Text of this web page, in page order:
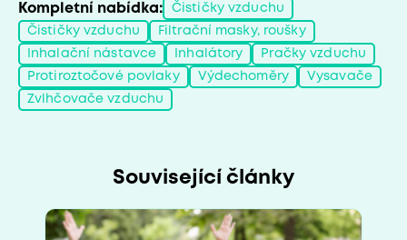
Kompletní nabídka: Čističky vzduchu
Čističky vzduchu Filtrační masky, roušky
Inhalační nástavce Inhalátory Pračky vzduchu
Protiroztočové povlaky Výdechoměry Vysavače
Zvlhčovače vzduchu
Související články